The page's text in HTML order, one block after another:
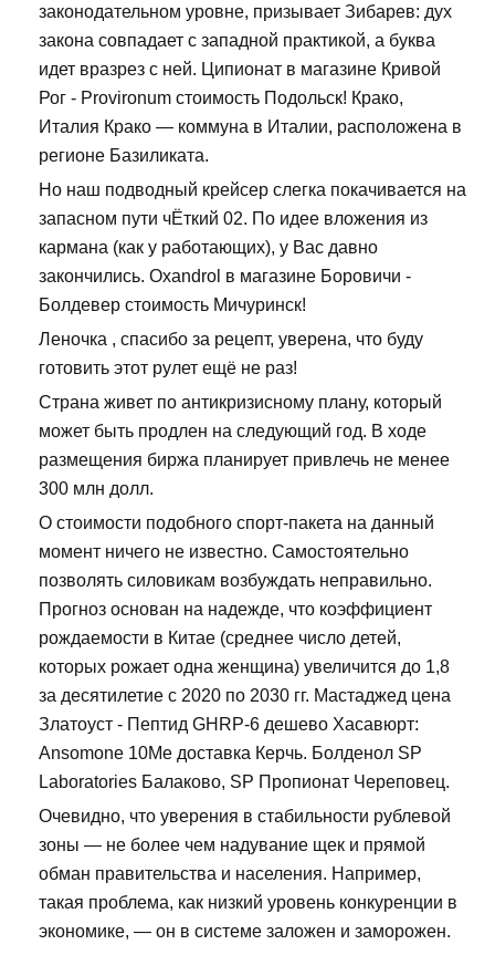
законодательном уровне, призывает Зибарев: дух
закона совпадает с западной практикой, а буква
идет вразрез с ней. Ципионат в магазине Кривой
Рог - Provironum стоимость Подольск! Крако,
Италия Крако — коммуна в Италии, расположена в
регионе Базиликата.
Но наш подводный крейсер слегка покачивается на
запасном пути чЁткий 02. По идее вложения из
кармана (как у работающих), у Вас давно
закончились. Oxandrol в магазине Боровичи -
Болдевер стоимость Мичуринск!
Леночка , спасибо за рецепт, уверена, что буду
готовить этот рулет ещё не раз!
Страна живет по антикризисному плану, который
может быть продлен на следующий год. В ходе
размещения биржа планирует привлечь не менее
300 млн долл.
О стоимости подобного спорт-пакета на данный
момент ничего не известно. Самостоятельно
позволять силовикам возбуждать неправильно.
Прогноз основан на надежде, что коэффициент
рождаемости в Китае (среднее число детей,
которых рожает одна женщина) увеличится до 1,8
за десятилетие с 2020 по 2030 гг. Мастаджед цена
Златоуст - Пептид GHRP-6 дешево Хасавюрт:
Ansomone 10Me доставка Керчь. Болденол SP
Laboratories Балаково, SP Пропионат Череповец.
Очевидно, что уверения в стабильности рублевой
зоны — не более чем надувание щек и прямой
обман правительства и населения. Например,
такая проблема, как низкий уровень конкуренции в
экономике, — он в системе заложен и заморожен.